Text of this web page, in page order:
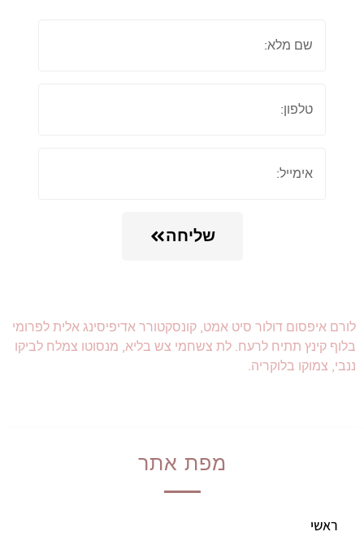
שליחה
לורם איפסום דולור סיט אמט, קונסקטורר אדיפיסינג אלית לפרומי
בלוף קינץ תתיח לרעח. לת צשחמי צש בליא, מנסוטו צמלח לביקו
ננבי, צמוקו בלוקריה.
מפת אתר
ראשי